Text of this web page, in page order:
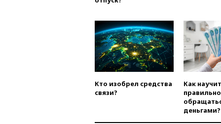
Кто изобрел средства
связи?
Как
правильно
деньгами?